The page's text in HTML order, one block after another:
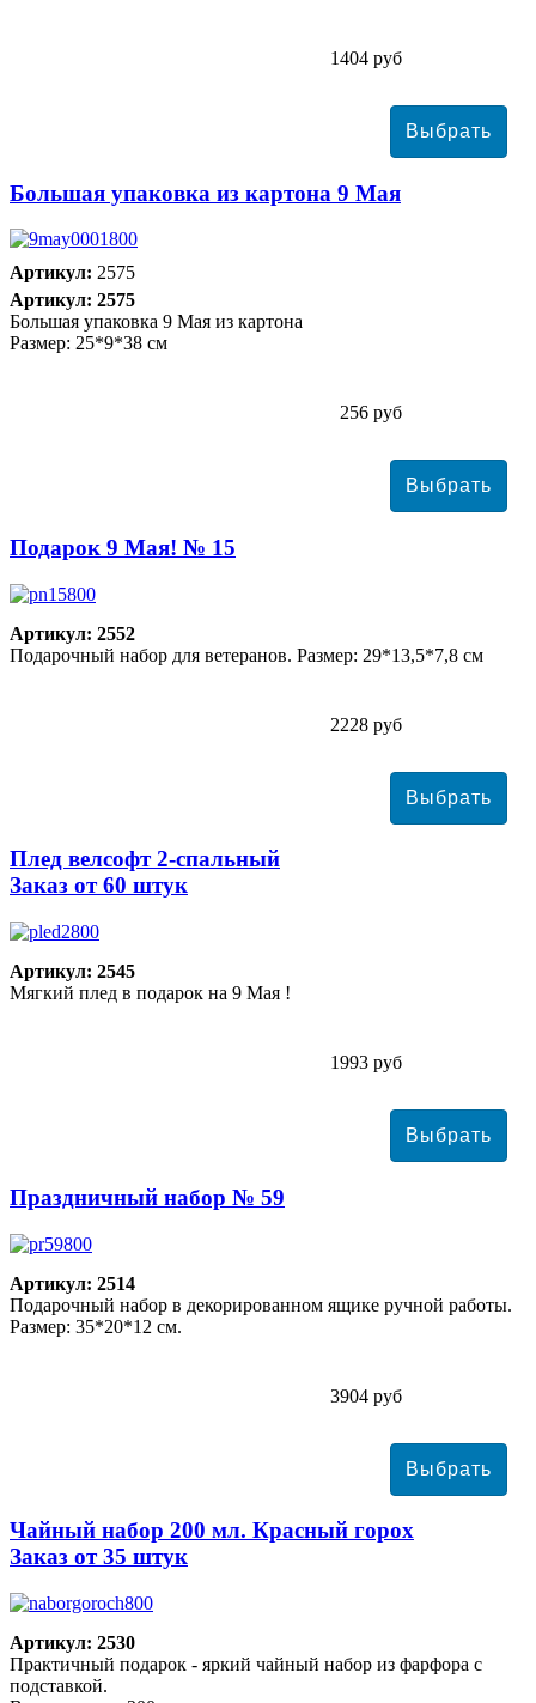
1404 руб
Большая упаковка из картона 9 Мая
Артикул: 2575
Артикул: 2575
Большая упаковка 9 Мая из картона
Размер: 25*9*38 см
256 руб
Подарок 9 Мая! № 15
Артикул: 2552
Подарочный набор для ветеранов. Размер: 29*13,5*7,8 см
2228 руб
Плед велсофт 2-спальный
Заказ от 60 штук
Артикул: 2545
Мягкий плед в подарок на 9 Мая !
1993 руб
Праздничный набор № 59
Артикул: 2514
Подарочный набор в декорированном ящике ручной работы.
Размер: 35*20*12 см.
3904 руб
Чайный набор 200 мл. Красный горох
Заказ от 35 штук
Артикул: 2530
Практичный подарок - яркий чайный набор из фарфора с
подставкой.